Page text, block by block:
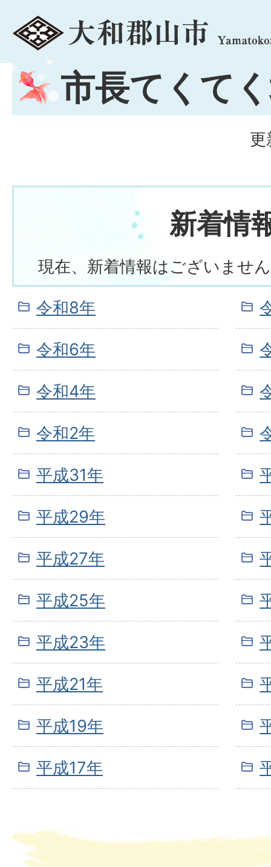
menu
市長てくて
更
新着情
現在、新着情報はございませ
令和8年
令和6年
令和4年
令和2年
平成31年
平成29年
平成27年
平成25年
平成23年
平成21年
平成19年
平成17年